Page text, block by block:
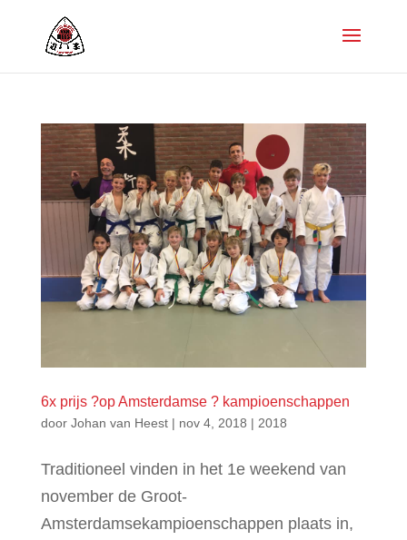
6x prijs ?op Amsterdamse ? kampioenschappen
door Johan van Heest| nov 4, 2018 | 2018
Traditioneel vinden in het 1e weekend van
november de Groot-
Amsterdamsekampioenschappen plaats in,